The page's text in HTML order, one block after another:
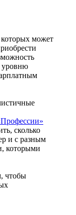
которых может
уровню
сколько
и с разным
которыми
чтобы